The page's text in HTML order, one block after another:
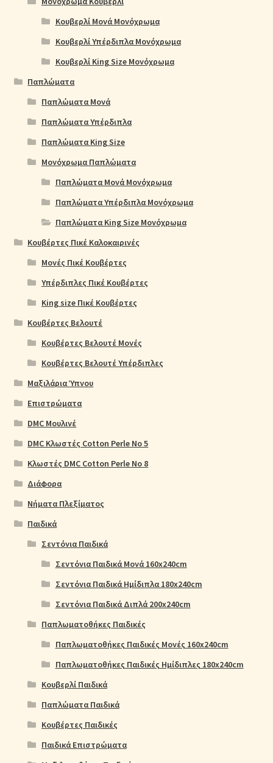
Κουβερλί Μονά Μονόχρωμα
Κουβερλί Υπέρδιπλα Μονόχρωμα
Κουβερλί King Size Μονόχρωμα
Παπλώματα
Παπλώματα Μονά
Παπλώματα Υπέρδιπλα
Παπλώματα King Size
Μονόχρωμα Παπλώματα
Παπλώματα Μονά Μονόχρωμα
Παπλώματα Υπέρδιπλα Μονόχρωμα
Παπλώματα King Size Μονόχρωμα
Κουβέρτες Πικέ Καλοκαιρινές
Μονές Πικέ Κουβέρτες
Υπέρδιπλες Πικέ Κουβέρτες
King size Πικέ Κουβέρτες
Κουβέρτες Βελουτέ
Κουβέρτες Βελουτέ Μονές
Κουβέρτες Βελουτέ Υπέρδιπλες
Μαξιλάρια Ύπνου
Επιστρώματα
DMC Μουλινέ
DMC Κλωστές Cotton Perle No 5
Κλωστές DMC Cotton Perle No 8
Διάφορα
Νήματα Πλεξίματος
Παιδικά
Σεντόνια Παιδικά
Σεντόνια Παιδικά Μονά 160x240cm
Σεντόνια Παιδικά Ημίδιπλα 180x240cm
Σεντόνια Παιδικά Διπλά 200x240cm
Παπλωματοθήκες Παιδικές
Παπλωματοθήκες Παιδικές Μονές 160x240cm
Παπλωματοθήκες Παιδικές Ημίδιπλες 180x240cm
Κουβερλί Παιδικά
Παπλώματα Παιδικά
Κουβέρτες Παιδικές
Παιδικά Επιστρώματα